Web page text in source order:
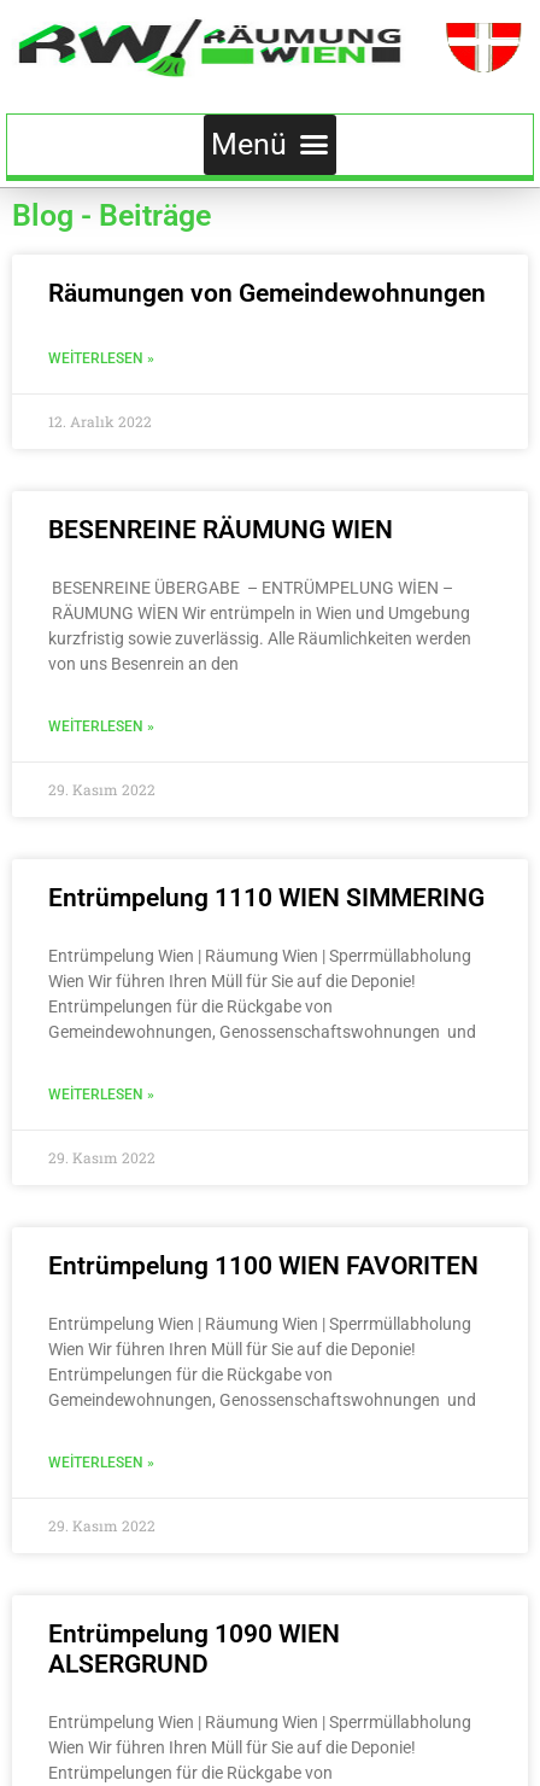
Blog - Beiträge
Räumungen von Gemeindewohnungen
WEITERLESEN »
12. Aralık 2022
BESENREINE RÄUMUNG WIEN
BESENREINE ÜBERGABE – ENTRÜMPELUNG WİEN –
RÄUMUNG WİEN Wir entrümpeln in Wien und Umgebung
kurzfristig sowie zuverlässig. Alle Räumlichkeiten werden
von uns Besenrein an den
WEITERLESEN »
29. Kasım 2022
Entrümpelung 1110 WIEN SIMMERING
Entrümpelung Wien | Räumung Wien | Sperrmüllabholung
Wien Wir führen Ihren Müll für Sie auf die Deponie!
Entrümpelungen für die Rückgabe von
Gemeindewohnungen, Genossenschaftswohnungen und
WEITERLESEN »
29. Kasım 2022
Entrümpelung 1100 WIEN FAVORITEN
Entrümpelung Wien | Räumung Wien | Sperrmüllabholung
Wien Wir führen Ihren Müll für Sie auf die Deponie!
Entrümpelungen für die Rückgabe von
Gemeindewohnungen, Genossenschaftswohnungen und
WEITERLESEN »
29. Kasım 2022
Entrümpelung 1090 WIEN
ALSERGRUND
Entrümpelung Wien | Räumung Wien | Sperrmüllabholung
Wien Wir führen Ihren Müll für Sie auf die Deponie!
Entrümpelungen für die Rückgabe von